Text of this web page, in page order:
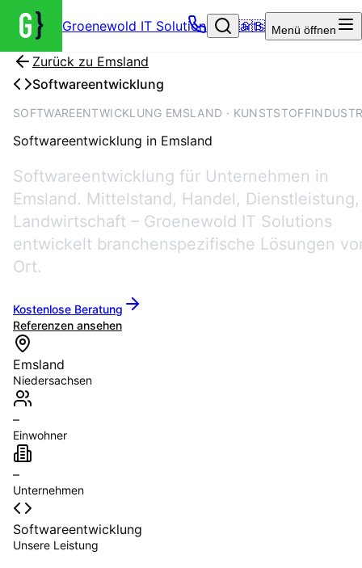
Groenewold IT Solutions – Startseite
🇬🇧 Menü öffnen
Zurück zu Emsland
Softwareentwicklung
SOFTWAREENTWICKLUNG EMSLAND ·
Softwareentwicklung in Emsland
Softwareentwicklung für Unternehmen in
Emsland. Mittelstand, Handel, Dienstleistung,
Landwirtschaft – Groenewold IT Solutions
entwickelt branchenspezifische Lösungen
Ort.
Kostenlose Beratung
Referenzen ansehen
Emsland
Niedersachsen
–
Einwohner
–
Unternehmen
Softwareentwicklung
Unsere Leistung